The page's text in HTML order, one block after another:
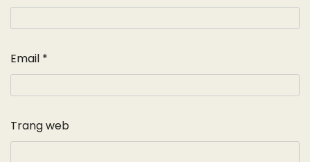
Email *
Trang web